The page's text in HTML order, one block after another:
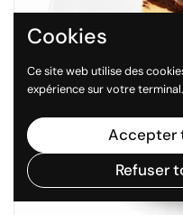
Cookies
Ce site web utilise des
expérience sur votre terminal.
Accepter
Refuser